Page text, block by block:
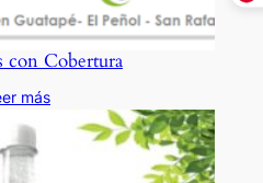
con Cobertura
más